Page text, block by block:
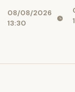
și mașini
08/08/2026
13:30